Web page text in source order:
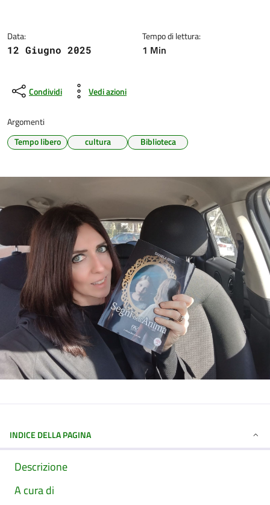
Data:
12 Giugno 2025
Tempo di lettura:
1 Min
Condividi Vedi azioni
Argomenti
Tempo libero
cultura Biblioteca
INDICE DELLA PAGINA
Descrizione
A cura di